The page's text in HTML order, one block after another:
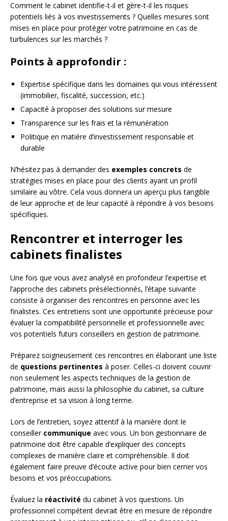
Comment le cabinet identifie-t-il et gère-t-il les risques
potentiels liés à vos investissements ? Quelles mesures sont
mises en place pour protéger votre patrimoine en cas de
turbulences sur les marchés ?
Points à approfondir :
Expertise spécifique dans les domaines qui vous intéressent
(immobilier, fiscalité, succession, etc.)
Capacité à proposer des solutions sur mesure
Transparence sur les frais et la rémunération
Politique en matière d’investissement responsable et
durable
N’hésitez pas à demander des exemples concrets de
stratégies mises en place pour des clients ayant un profil
similaire au vôtre. Cela vous donnera un aperçu plus tangible
de leur approche et de leur capacité à répondre à vos besoins
spécifiques.
Rencontrer et interroger les
cabinets finalistes
Une fois que vous avez analysé en profondeur l’expertise et
l’approche des cabinets présélectionnés, l’étape suivante
consiste à organiser des rencontres en personne avec les
finalistes. Ces entretiens sont une opportunité précieuse pour
évaluer la compatibilité personnelle et professionnelle avec
vos potentiels futurs conseillers en gestion de patrimoine.
Préparez soigneusement ces rencontres en élaborant une liste
de questions pertinentes à poser. Celles-ci doivent couvrir
non seulement les aspects techniques de la gestion de
patrimoine, mais aussi la philosophie du cabinet, sa culture
d’entreprise et sa vision à long terme.
Lors de l’entretien, soyez attentif à la manière dont le
conseiller communique avec vous. Un bon gestionnaire de
patrimoine doit être capable d’expliquer des concepts
complexes de manière claire et compréhensible. Il doit
également faire preuve d’écoute active pour bien cerner vos
besoins et vos préoccupations.
Évaluez la réactivité du cabinet à vos questions. Un
professionnel compétent devrait être en mesure de répondre